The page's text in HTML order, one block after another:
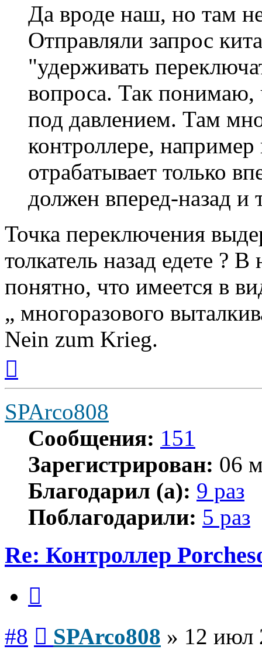
Да вроде наш, но там
Отправляли запрос
"удерживать
вопроса. Так понимаю,
под давлением. Там
контроллере,
отрабатывает только
должен вперед-назад и
Точка переключения
толкатель назад едете ?
понятно, что имеется в
„ многоразового
Nein zum Krieg.
началу
SPArco808
Сообщения: 151
Зарегистрирован: 06
Благодарил (а): 9 раз
Поблагодарили: 5 раз
Re: Контроллер
#8 SPArco808 » 12 июл